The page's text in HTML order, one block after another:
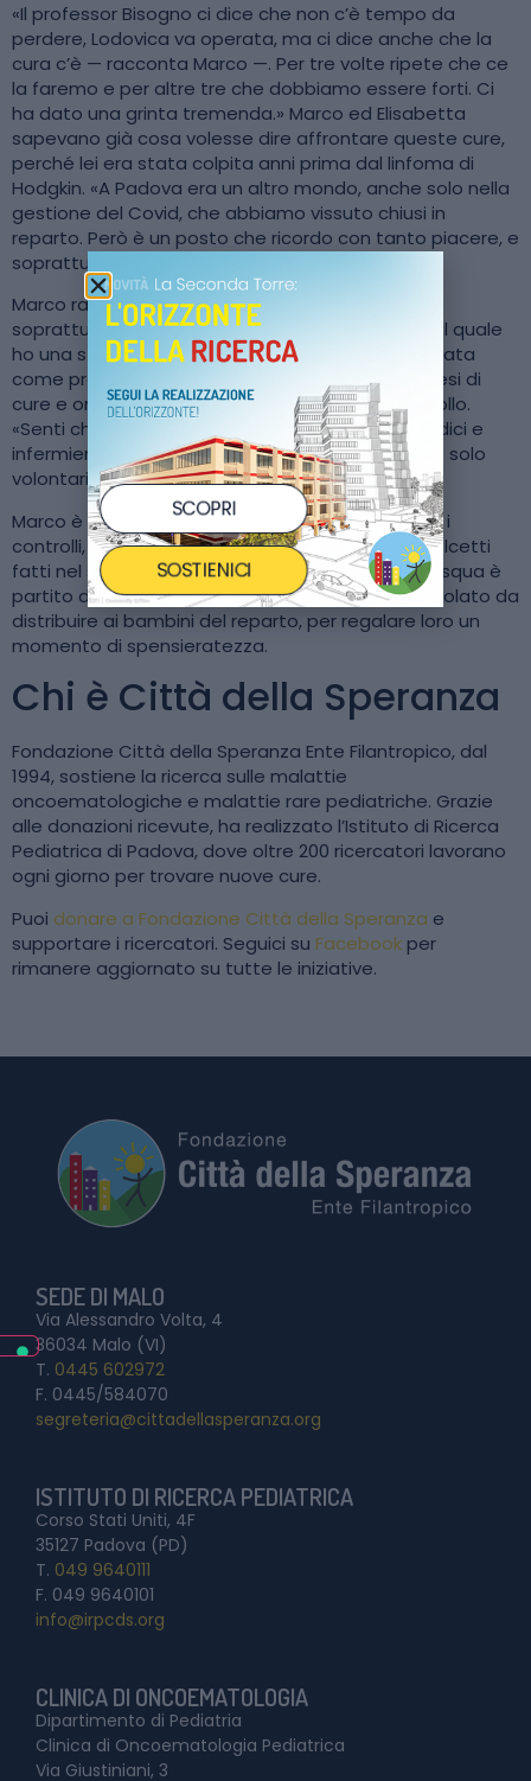
«Il professor Bisogno ci dice che non c’è tempo da
perdere, Lodovica va operata, ma ci dice anche che la
cura c’è — racconta Marco —. Per tre volte ripete che ce
la faremo e per altre tre che dobbiamo essere forti. Ci
ha dato una grinta tremenda.» Marco ed Elisabetta
sapevano già cosa volesse dire affrontare queste cure,
perché lei era stata colpita anni prima dal linfoma di
Hodgkin. «A Padova era un altro mondo, anche solo nella
gestione del Covid, che abbiamo vissuto chiusi in
reparto. Però è un posto che ricordo con tanto piacere, e
soprattutto ricordo le persone.»
Marco racconta di aver trovato «tanta umanità,
soprattutto da parte del professor Bisogno, per il quale
ho una stima immensa». La chemioterapia è andata
come previsto: Lodovica è guarita dopo nove mesi di
cure e ora va a Padova solo per le visite di controllo.
«Senti che c’è qualcosa di più: non sono solo medici e
infermieri, e i volontari della Fondazione non sono solo
volontari, tutti fanno il possibile.»
Marco è pasticcere e, quando sale a Padova per i
controlli, porta ai piccoli pazienti ricoverati dei dolcetti
fatti nel suo laboratorio. Ora che si avvicina la Pasqua è
partito da Ancona carico di piccole uova di cioccolato da
distribuire ai bambini del reparto, per regalare loro un
momento di spensieratezza.
Chi è Città della Speranza
Fondazione Città della Speranza Ente Filantropico, dal
1994, sostiene la ricerca sulle malattie
oncoematologiche e malattie rare pediatriche. Grazie
alle donazioni ricevute, ha realizzato l’Istituto di Ricerca
Pediatrica di Padova, dove oltre 200 ricercatori lavorano
ogni giorno per trovare nuove cure.
Puoi donare a Fondazione Città della Speranza e
supportare i ricercatori. Seguici su Facebook per
rimanere aggiornato su tutte le iniziative.
SEDE DI MALO
Via Alessandro Volta, 4
36034 Malo (VI)
T. 0445 602972
F. 0445/584070
segreteria@cittadellasperanza.org
ISTITUTO DI RICERCA PEDIATRICA
Corso Stati Uniti, 4F
35127 Padova (PD)
T. 049 9640111
F. 049 9640101
info@irpcds.org
CLINICA DI ONCOEMATOLOGIA
Dipartimento di Pediatria
Clinica di Oncoematologia Pediatrica
Via Giustiniani, 3
SCOPRI
SOSTIENICI